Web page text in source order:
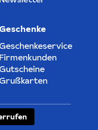
Firmenkunden